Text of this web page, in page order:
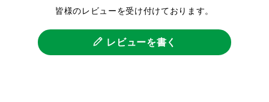
皆様のレビューを受け付けております。
レビューを書く